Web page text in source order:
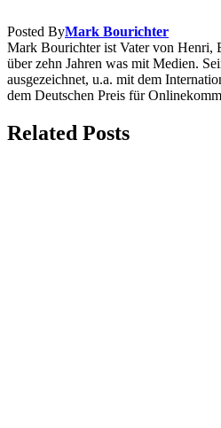
Posted ByMark Bourichter
Mark Bourichter ist Vater von Henri,
über zehn Jahren was mit Medien.
ausgezeichnet, u.a. mit dem
dem Deutschen Preis für
Related Posts